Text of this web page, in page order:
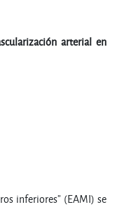
arterial en
inferiores” (EAMI) se